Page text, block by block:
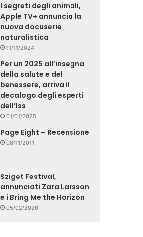
I segreti degli animali,
Apple TV+ annuncia la
nuova docuserie
naturalistica
11/11/2024
Per un 2025 all’insegna
della salute e del
benessere, arriva il
decalogo degli esperti
dell’Iss
01/01/2025
Page Eight – Recensione
08/11/2011
Sziget Festival,
annunciati Zara Larsson
e i Bring Me the Horizon
05/02/2026